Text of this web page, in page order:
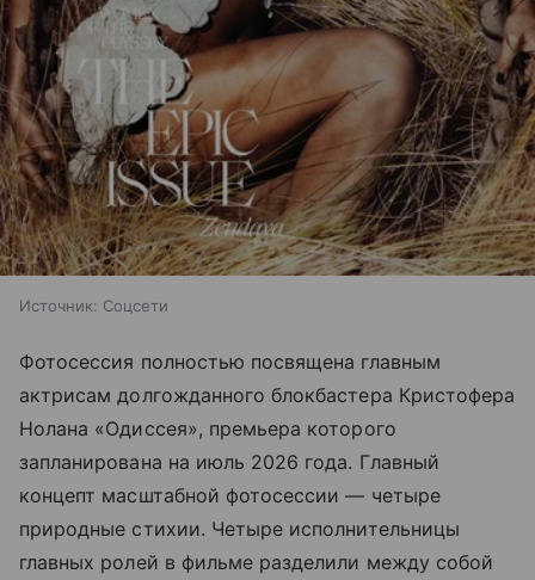
Источник: Соцсети
Фотосессия полностью посвящена главным
актрисам долгожданного блокбастера Кристофера
Нолана «Одиссея», премьера которого
запланирована на июль 2026 года. Главный
концепт масштабной фотосессии — четыре
природные стихии. Четыре исполнительницы
главных ролей в фильме разделили между собой